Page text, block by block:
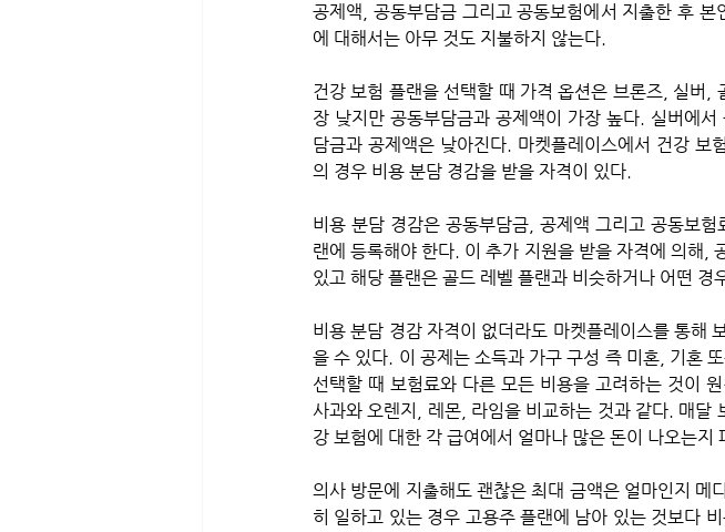
공제액, 공동부담금 그리고 공동보험에서 지출한 후
에 대해서는 아무 것도 지불하지 않는다.
건강 보험 플랜을 선택할 때 가격 옵션은 브론즈, 실버
장 낮지만 공동부담금과 공제액이 가장 높다. 실버에
담금과 공제액은 낮아진다. 마켓플레이스에서 건강
의 경우 비용 분담 경감을 받을 자격이 있다.
비용 분담 경감은 공동부담금, 공제액 그리고 공동보
랜에 등록해야 한다. 이 추가 지원을 받을 자격에 의해,
있고 해당 플랜은 골드 레벨 플랜과 비슷하거나 어떤 경
비용 분담 경감 자격이 없더라도 마켓플레이스를 통해
을 수 있다. 이 공제는 소득과 가구 구성 즉 미혼, 기혼
선택할 때 보험료와 다른 모든 비용을 고려하는 것이
사과와 오렌지, 레몬, 라임을 비교하는 것과 같다. 매달
강 보험에 대한 각 급여에서 얼마나 많은 돈이 나오는지
의사 방문에 지출해도 괜찮은 최대 금액은 얼마인지
히 일하고 있는 경우 고용주 플랜에 남아 있는 것보다